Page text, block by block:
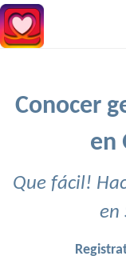
Conocer
en
Que fácil!
en